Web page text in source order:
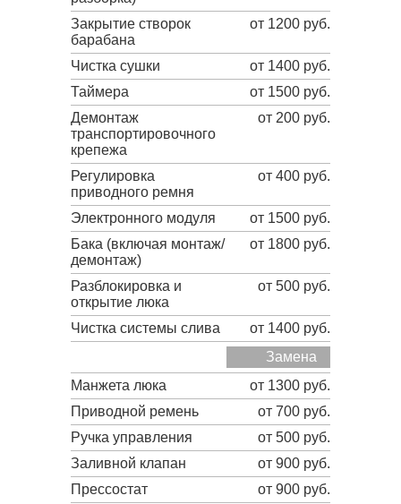
Закрытие створок
барабана
от 1200 руб.
Чистка сушки
от 1400 руб.
Таймера
от 1500 руб.
Демонтаж
транспортировочного
крепежа
от 200 руб.
Регулировка
приводного ремня
от 400 руб.
Электронного модуля
от 1500 руб.
Бака (включая монтаж/
демонтаж)
от 1800 руб.
Разблокировка и
открытие люка
от 500 руб.
Чистка системы слива
от 1400 руб.
Замена
Манжета люка
от 1300 руб.
Приводной ремень
от 700 руб.
Ручка управления
от 500 руб.
Заливной клапан
от 900 руб.
Прессостат
от 900 руб.